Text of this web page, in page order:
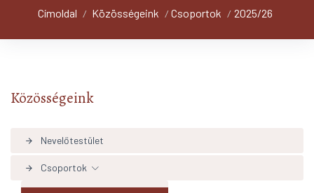
Címoldal / Közösségeink / Csoportok / 2025/26
Közösségeink
arrow_forward Nevelőtestület
arrow_forward Csoportok